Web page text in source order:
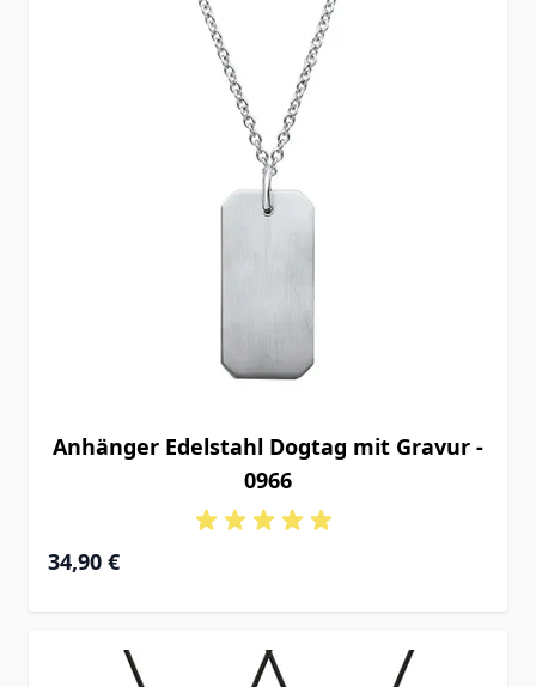
Anhänger Edelstahl Dogtag mit Gravur -
0966
34,90 €